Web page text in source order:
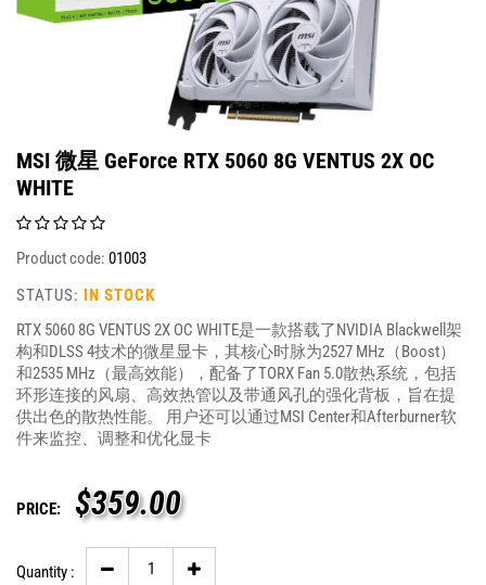
MSI 微星 GeForce RTX 5060 8G VENTUS 2X OC
WHITE
Product code: 01003
STATUS: IN STOCK
RTX 5060 8G VENTUS 2X OC WHITE是一款搭载了NVIDIA Blackwell架
构和DLSS 4技术的微星显卡，其核心时脉为2527 MHz（Boost）
和2535 MHz（最高效能），配备了TORX Fan 5.0散热系统，包括
环形连接的风扇、高效热管以及带通风孔的强化背板，旨在提
供出色的散热性能。 用户还可以通过MSI Center和Afterburner软
件来监控、调整和优化显卡
PRICE: $359.00
Quantity :